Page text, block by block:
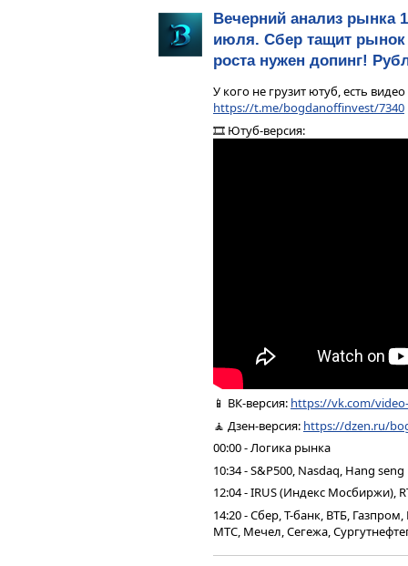
16:34 - TMF, Биткойн, Apple, Tesla,
17:11 - Итоги по рынку акций
18:55 - MOEX, MGNT, YDEX, RTKMP
Вечерний анализ рынка 1
июля. Сбер тащит
роста нужен допинг!
У кого не грузит ютуб, есть
https://t.me/bogdanoffinvest/7340
🎞 Ютуб-версия:
📱 ВК-версия: https://vk.com/video-
🧘 Дзен-версия: https://dzen.ru/
00:00 - Логика рынка
10:34 - S&P500, Nasdaq, Hang seng
12:04 - IRUS (Индекс Мосбиржи),
14:20 - Сбер, Т-банк, ВТБ,
МТС, Мечел, Сегежа,
18:36 - Юань рубль, рубль